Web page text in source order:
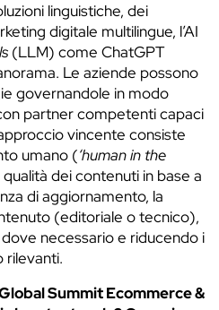
linguistiche, dei
digitale multilingue, l’AI
(LLM) come ChatGPT
Le aziende possono
governandole in modo
partner competenti capaci
vincente consiste
umano (‘human in the
qualità dei contenuti in base a
di aggiornamento, la
(editoriale o tecnico),
necessario e riducendo i
rilevanti.
Summit Ecommerce &